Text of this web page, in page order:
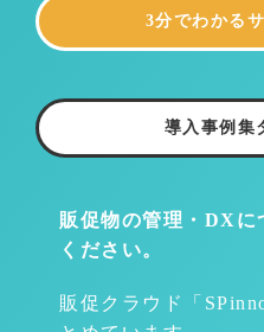
販促物の管理・DXに
ください。
販促クラウド「
3分でわかる
導入事例集